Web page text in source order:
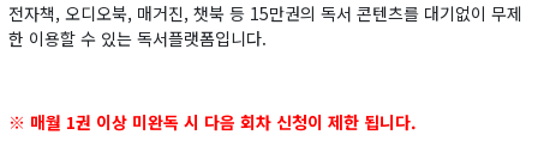
전자책, 오디오북, 매거진, 챗북 등 15만권의 독서 콘텐츠를 대기없이 무제
한 이용할 수 있는 독서플랫폼입니다.
※ 매월 1권 이상 미완독 시 다음 회차 신청이 제한 됩니다.